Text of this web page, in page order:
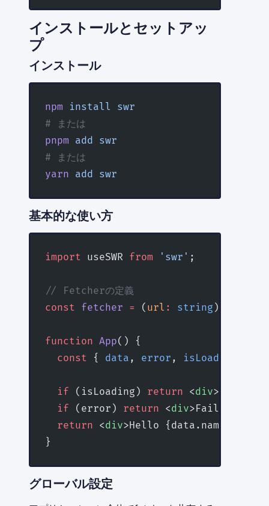
インストールとセットアッ
プ
インストール
npm install swr
# または
pnpm add swr
# または
yarn add swr
基本的な使い方
import useSWR from 'swr' ;
// Fetcherの定義
const fetcher = ( url : string )
function App() {
  const
{ data , error , isLoading
  if
(isLoading) return <div
  if
(error) return <div>Failed to
  return
<div>Hello {data.name}!</
}
グローバル設定